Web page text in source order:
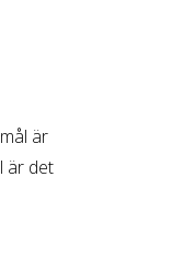
är
är det